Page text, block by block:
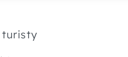
turisty